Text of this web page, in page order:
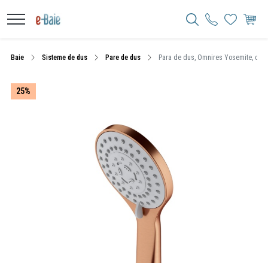
Baie Sisteme de dus Pare de dus Para de dus, Omnires Yosemite,
25%